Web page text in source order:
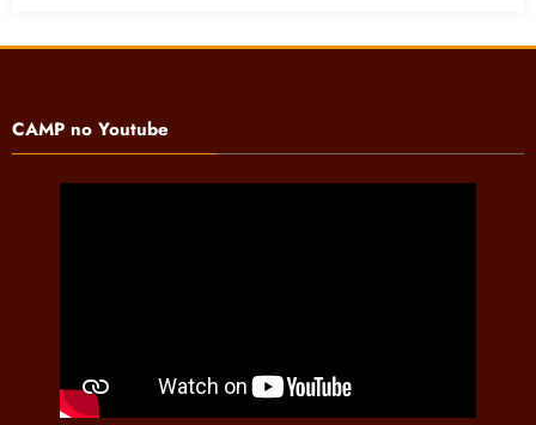
CAMP no Youtube